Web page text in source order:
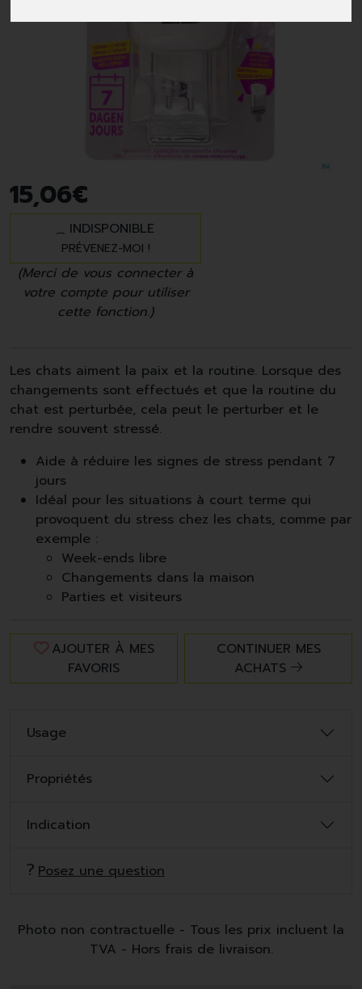
15,06€
INDISPONIBLE
PRÉVENEZ-MOI !
(Merci de vous connecter à
votre compte pour utiliser
cette fonction.)
Les chats aiment la paix et la routine. Lorsque des
changements sont effectués et que la routine du
chat est perturbée, cela peut le perturber et le
rendre souvent stressé.
Aide à réduire les signes de stress pendant 7
jours
Idéal pour les situations à court terme qui
provoquent du stress chez les chats, comme par
exemple :
Week-ends libre
Changements dans la maison
Parties et visiteurs
AJOUTER À MES
FAVORIS
CONTINUER MES
ACHATS
Usage
Propriétés
Indication
Posez une question
Photo non contractuelle - Tous les prix incluent la
TVA - Hors frais de livraison.